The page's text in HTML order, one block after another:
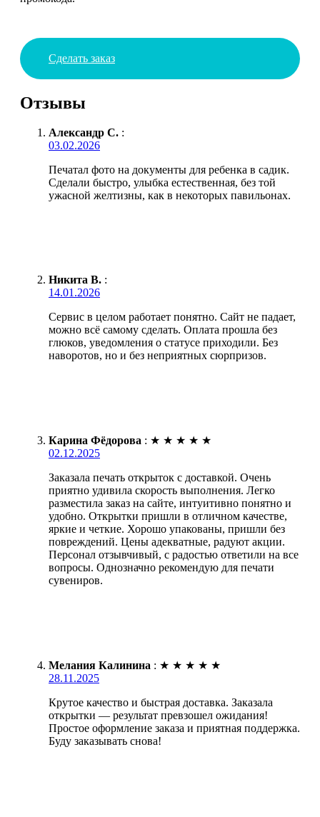
Сделать заказ
Отзывы
Александр С. :
03.02.2026
Печатал фото на документы для ребенка в садик.
Сделали быстро, улыбка естественная, без той
ужасной желтизны, как в некоторых павильонах.
Никита В. :
14.01.2026
Сервис в целом работает понятно. Сайт не падает,
можно всё самому сделать. Оплата прошла без
глюков, уведомления о статусе приходили. Без
наворотов, но и без неприятных сюрпризов.
Карина Фёдорова : ★ ★ ★ ★ ★
02.12.2025
Заказала печать открыток с доставкой. Очень
приятно удивила скорость выполнения. Легко
разместила заказ на сайте, интуитивно понятно и
удобно. Открытки пришли в отличном качестве,
яркие и четкие. Хорошо упакованы, пришли без
повреждений. Цены адекватные, радуют акции.
Персонал отзывчивый, с радостью ответили на все
вопросы. Однозначно рекомендую для печати
сувениров.
Мелания Калинина : ★ ★ ★ ★ ★
28.11.2025
Крутое качество и быстрая доставка. Заказала
открытки — результат превзошел ожидания!
Простое оформление заказа и приятная поддержка.
Буду заказывать снова!